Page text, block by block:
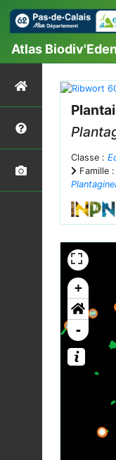
Atlas
Classe :
Famille :
+
-